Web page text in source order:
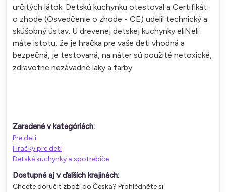
určitých látok. Detskú kuchynku otestoval a Certifikát
o zhode (Osvedčenie o zhode - CE) udelil technický a
skúšobný ústav. U drevenej detskej kuchynky eliNeli
máte istotu, že je hračka pre vaše deti vhodná a
bezpečná, je testovaná, na náter sú použité netoxické,
zdravotne nezávadné laky a farby.
Zaradené v kategóriách:
Pre deti
Hračky pre deti
Detské kuchynky a spotrebiče
Dostupné aj v ďalších krajinách:
Chcete doručit zboží do Česka? Prohlédněte si